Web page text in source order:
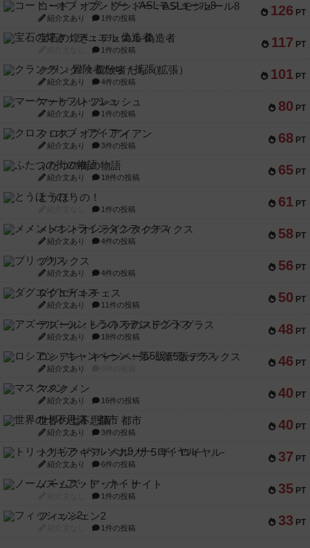
126 PT
コード・オブ・ブシドー：ASLモジュール8
紹介文あり 1件の投稿
117 PT
宝石の煌き：デュエル 偽造者
1件の投稿
101 PT
クランク! ：冒険者たち（拡張）
紹介文あり 4件の投稿
80 PT
マーケットフレッシュ
紹介文あり 1件の投稿
68 PT
クロス・オブ・アイアン
紹介文あり 3件の投稿
65 PT
ふたつの街の物語
紹介文あり 18件の投稿
61 PT
とうほうの！
1件の投稿
58 PT
メメントオンラインタクティクス
紹介文あり 4件の投稿
56 PT
ブリックス
紹介文あり 4件の投稿
50 PT
ダグエイトチェス
紹介文あり 11件の投稿
48 PT
アズール：シントラのステンドグラス
紹介文あり 18件の投稿
46 PT
ロシアン・キャンペーン：第5版デラックス
紹介文あり
40 PT
マスクメン
紹介文あり 16件の投稿
40 PT
世界の七不思議：都市
紹介文あり 3件の投稿
37 PT
トリックギア - ペルソナ5 ザ・ロイヤル-
紹介文あり 6件の投稿
35 PT
ノームズ・アット・ナイト
1件の投稿
33 PT
フィッシェン2
1件の投稿